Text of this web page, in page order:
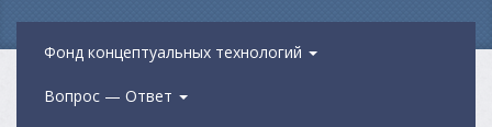
Фонд концептуальных технологий
Вопрос — Ответ